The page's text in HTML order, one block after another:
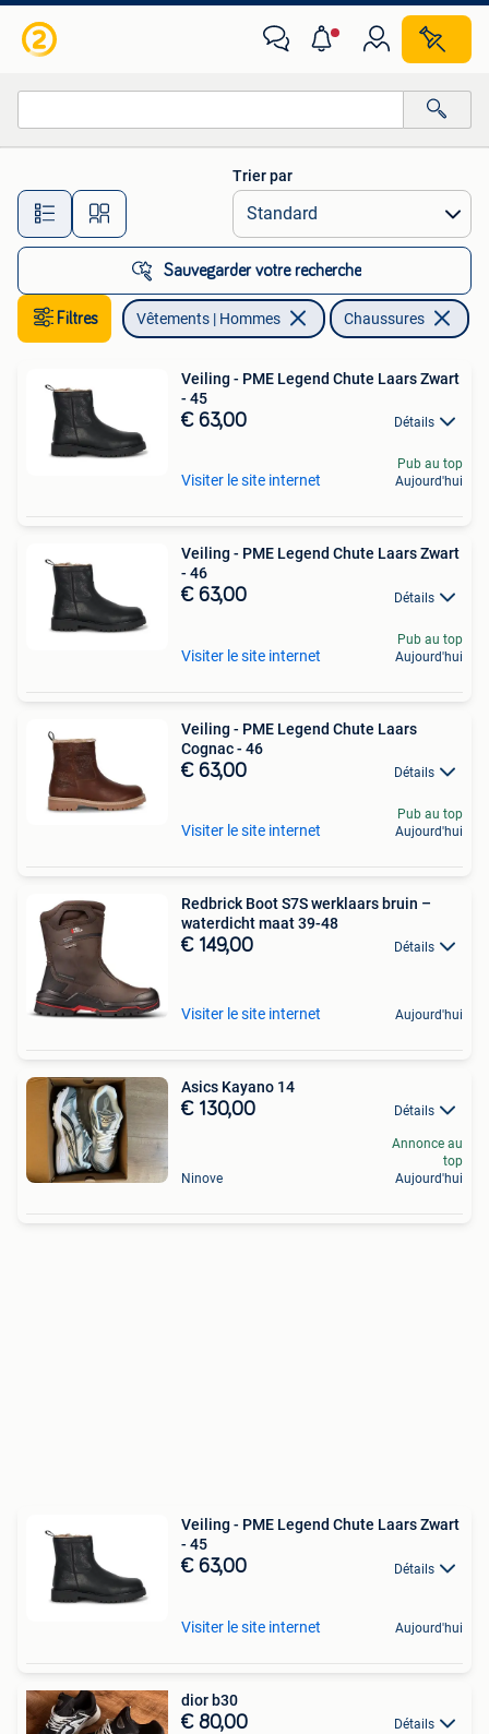
Toutes les distances…
Trier par
Sauvegarder votre recherche
Filtres Vêtements | Hommes Chaussures
Veiling - PME Legend Chute Laars Zwart
- 45
€ 63,00 Détails
Visiter le site internet
Pub au top
Aujourd'hui
Veiling - PME Legend Chute Laars Zwart
- 46
€ 63,00 Détails
Visiter le site internet
Pub au top
Aujourd'hui
Veiling - PME Legend Chute Laars
Cognac - 46
€ 63,00 Détails
Visiter le site internet
Pub au top
Aujourd'hui
Redbrick Boot S7S werklaars bruin –
waterdicht maat 39-48
€ 149,00 Détails
Visiter le site internet Aujourd'hui
Asics Kayano 14
€ 130,00 Détails
Ninove
Annonce au
top
Aujourd'hui
Veiling - PME Legend Chute Laars Zwart
- 45
€ 63,00 Détails
Visiter le site internet Aujourd'hui
dior b30
€ 80,00 Détails